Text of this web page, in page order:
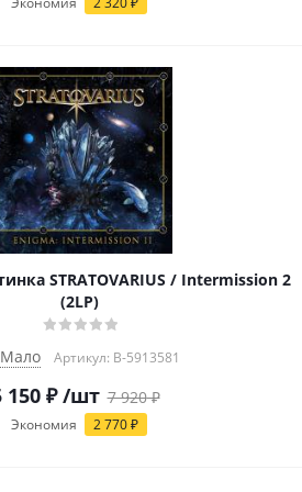
STRATOVARIUS / Intermission 2
(2LP)
Мало Артикул: B-5913581
150₽ /шт 7 920₽
Экономия 2 770₽